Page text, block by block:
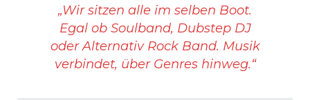
„Wir sitzen alle im selben Boot.
Egal ob Soulband, Dubstep DJ
oder Alternativ Rock Band. Musik
verbindet, über Genres hinweg.“